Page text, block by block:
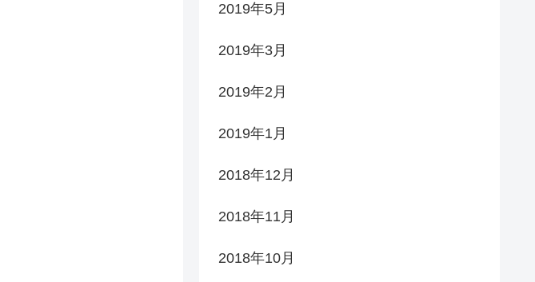
2019年5月
2019年3月
2019年2月
2019年1月
2018年12月
2018年11月
2018年10月